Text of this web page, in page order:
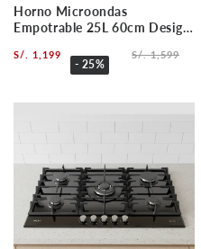
Horno Microondas
Empotrable 25L 60cm Design
S/. 1,199
- 25%
S/. 1,599